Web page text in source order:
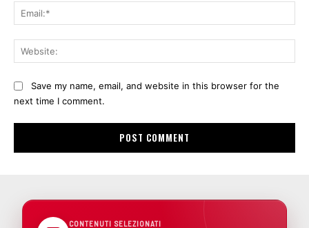
Save my name, email, and website in this browser for the
next time I comment.
CONTENUTI SELEZIONATI